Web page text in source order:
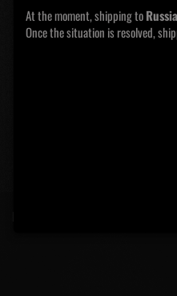
At the moment, shipping toRussia
Once the situation is resolved,